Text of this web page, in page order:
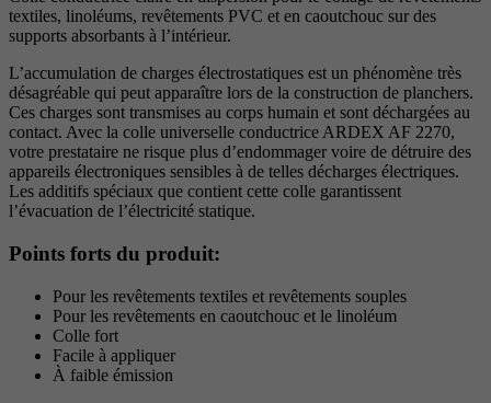
textiles, linoléums, revêtements PVC et en caoutchouc sur des
supports absorbants à l’intérieur.
L’accumulation de charges électrostatiques est un phénomène très
désagréable qui peut apparaître lors de la construction de planchers.
Ces charges sont transmises au corps humain et sont déchargées au
contact. Avec la colle universelle conductrice ARDEX AF 2270,
votre prestataire ne risque plus d’endommager voire de détruire des
appareils électroniques sensibles à de telles décharges électriques.
Les additifs spéciaux que contient cette colle garantissent
l’évacuation de l’électricité statique.
Points forts du produit:
Pour les revêtements textiles et revêtements souples
Pour les revêtements en caoutchouc et le linoléum
Colle fort
Facile à appliquer
À faible émission